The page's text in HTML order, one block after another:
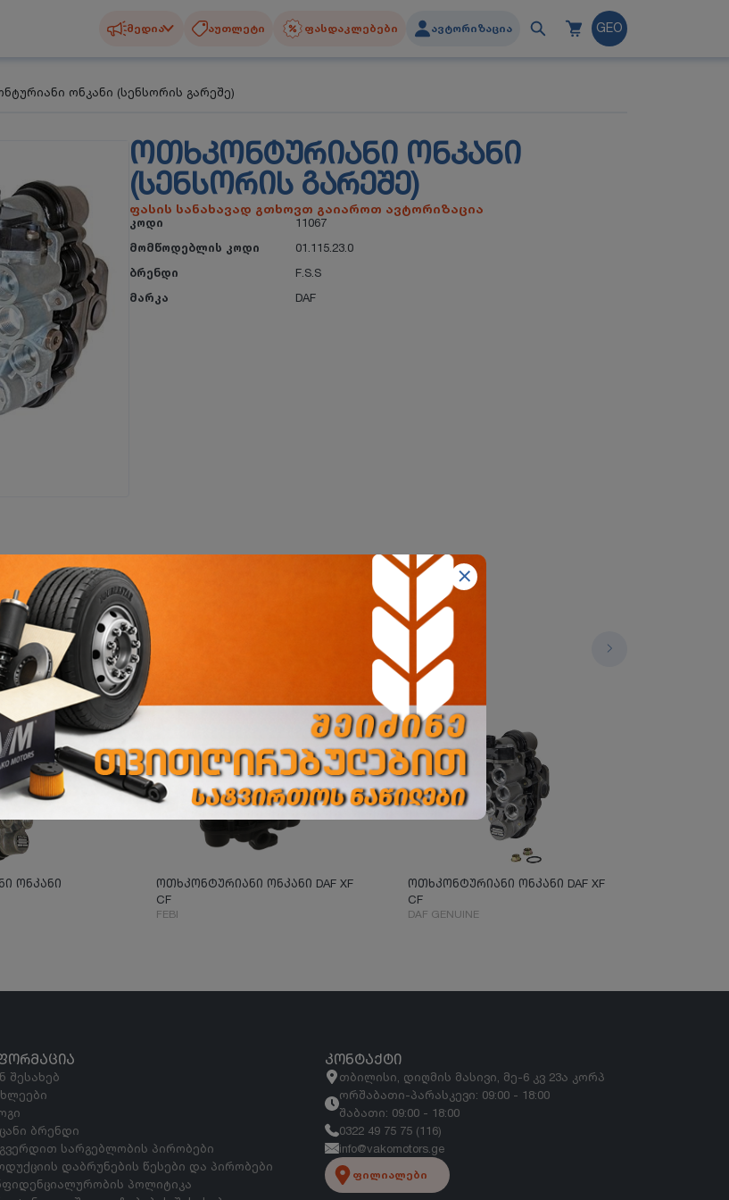
მედია აუთლეტი ფასდაკლებები ავტორიზაცია GEO
ონკანი (სენსორის გარეშე)
ᲝᲗᲮᲙᲝᲜᲢᲣᲠᲘᲐᲜᲘ ᲝᲜᲙᲐᲜᲘ
(ᲡᲔᲜᲡᲝᲠᲘᲡ ᲒᲐᲠᲔᲨᲔ)
ფასის სანახავად გთხოვთ გაიაროთ ავტორიზაცია
კოდი
11067
მომწოდებლის კოდი
01.115.23.0
ბრენდი
F.S.S
მარკა
DAF
ონკანი
ოთხკონტურიანი ონკანი DAF XF
CF
FEBI
ოთხკონტურიანი ონკანი DAF XF
CF
DAF GENUINE
შესახებ
ბრენდი
სარგებლობის პირობები
დაბრუნების წესები და პირობები
პოლიტიკა
ᲙᲝᲜᲢᲐᲥᲢᲘ
თბილისი, დიღმის მასივი, მე-6 კვ 23ა კორპ
ორშაბათი-პარასკევი: 09:00 - 18:00
შაბათი: 09:00 - 18:00
0322 49 75 75 (116)
info@vakomotors.ge
ფილიალები